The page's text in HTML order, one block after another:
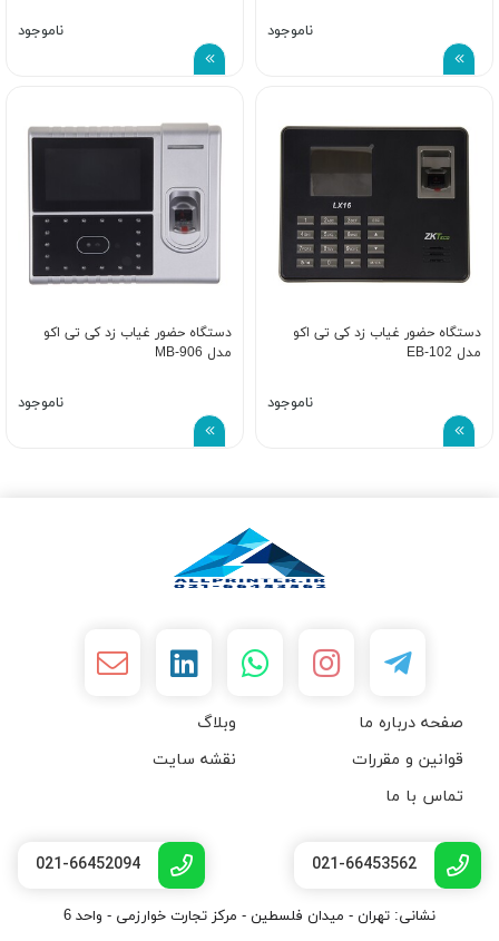
ناموجود ناموجود
دستگاه حضور غیاب زد کی تی اکو
مدل EB-102
ناموجود
دستگاه حضور غیاب زد کی تی اکو
مدل MB-906
ناموجود
صفحه درباره ما
وبلاگ
قوانین و مقررات
نقشه سایت
تماس با ما
021-66453562
021-66452094
نشانی: تهران - میدان فلسطین - مرکز تجارت خوارزمی - واحد 6